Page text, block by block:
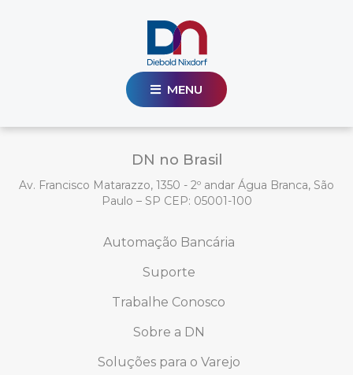
MENU
DN no Brasil
Av. Francisco Matarazzo, 1350 - 2º andar Água Branca, São
Paulo – SP CEP: 05001-100
Automação Bancária
Suporte
Trabalhe Conosco
Sobre a DN
Soluções para o Varejo